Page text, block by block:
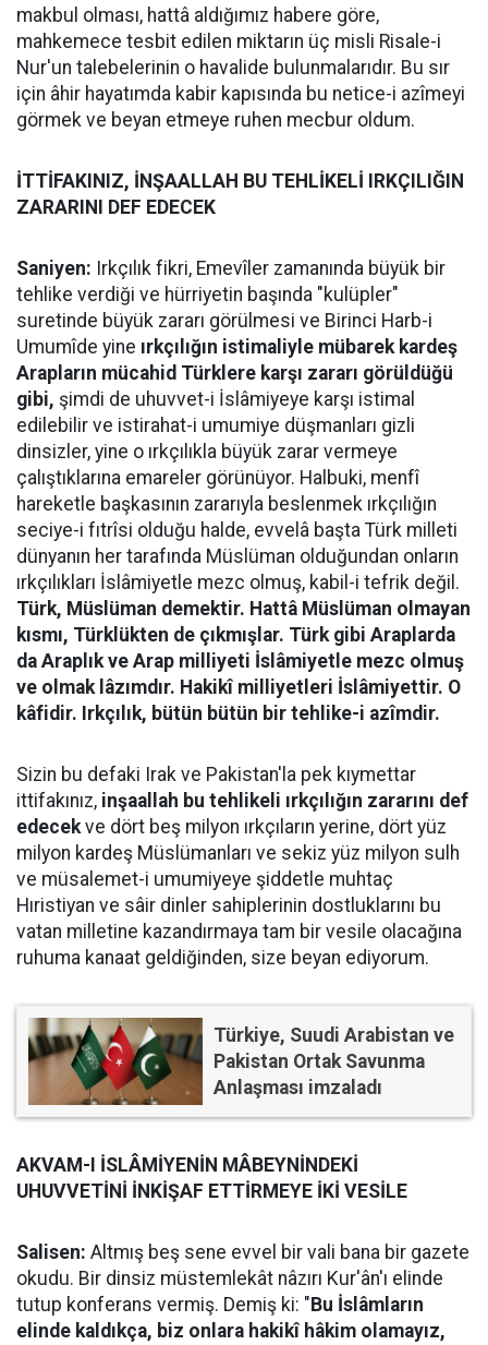
makbul olması, hattâ aldığımız habere göre,
mahkemece tesbit edilen miktarın üç misli Risale-i
Nur'un talebelerinin o havalide bulunmalarıdır. Bu sır
için âhir hayatımda kabir kapısında bu netice-i azîmeyi
görmek ve beyan etmeye ruhen mecbur oldum.
İTTİFAKINIZ, İNŞAALLAH BU TEHLİKELİ IRKÇILIĞIN
ZARARINI DEF EDECEK
Saniyen: Irkçılık fikri, Emevîler zamanında büyük bir
tehlike verdiği ve hürriyetin başında "kulüpler"
suretinde büyük zararı görülmesi ve Birinci Harb-i
Umumîde yine ırkçılığın istimaliyle mübarek kardeş
Arapların mücahid Türklere karşı zararı görüldüğü
gibi, şimdi de uhuvvet-i İslâmiyeye karşı istimal
edilebilir ve istirahat-i umumiye düşmanları gizli
dinsizler, yine o ırkçılıkla büyük zarar vermeye
çalıştıklarına emareler görünüyor. Halbuki, menfî
hareketle başkasının zararıyla beslenmek ırkçılığın
seciye-i fıtrîsi olduğu halde, evvelâ başta Türk milleti
dünyanın her tarafında Müslüman olduğundan onların
ırkçılıkları İslâmiyetle mezc olmuş, kabil-i tefrik değil.
Türk, Müslüman demektir. Hattâ Müslüman olmayan
kısmı, Türklükten de çıkmışlar. Türk gibi Araplarda
da Araplık ve Arap milliyeti İslâmiyetle mezc olmuş
ve olmak lâzımdır. Hakikî milliyetleri İslâmiyettir. O
kâfidir. Irkçılık, bütün bütün bir tehlike-i azîmdir.
Sizin bu defaki Irak ve Pakistan'la pek kıymettar
ittifakınız, inşaallah bu tehlikeli ırkçılığın zararını def
edecekve dört beş milyon ırkçıların yerine, dört yüz
milyon kardeş Müslümanları ve sekiz yüz milyon sulh
ve müsalemet-i umumiyeye şiddetle muhtaç
Hıristiyan ve sâir dinler sahiplerinin dostluklarını bu
vatan milletine kazandırmaya tam bir vesile olacağına
ruhuma kanaat geldiğinden, size beyan ediyorum.
Türkiye, Suudi Arabistan ve
Pakistan Ortak Savunma
Anlaşması imzaladı
AKVAM-I İSLÂMİYENİN MÂBEYNİNDEKİ
UHUVVETİNİ İNKİŞAF ETTİRMEYE İKİ VESİLE
Salisen: Altmış beş sene evvel bir vali bana bir gazete
okudu. Bir dinsiz müstemlekât nâzırı Kur'ân'ı elinde
tutup konferans vermiş. Demiş ki: " Bu İslâmların
elinde kaldıkça, biz onlara hakikî hâkim olamayız,